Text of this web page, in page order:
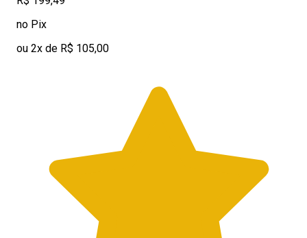
no Pix
ou 2x de R$ 105,00